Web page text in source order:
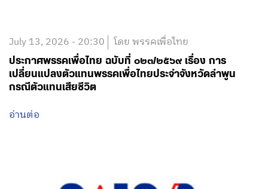
July 13, 2026 - 20:30 โดย พรรคเพื่อไทย
ประกาศพรรคเพื่อไทย ฉบับที่ ๐๒๓/๒๕๖๙ เรื่อง การ
เปลี่ยนแปลงตัวแทนพรรคเพื่อไทยประจำจังหวัดลำพูน
กรณีตัวแทนเสียชีวิต
อ่านต่อ